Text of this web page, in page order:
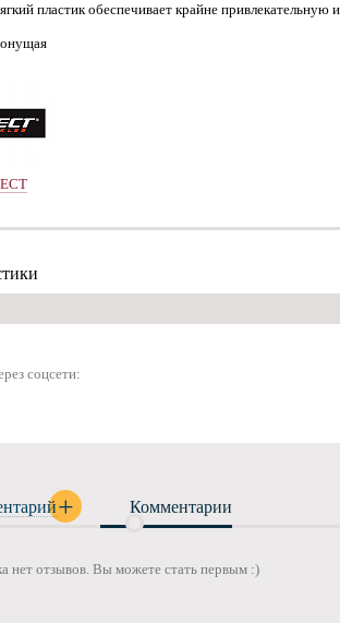
пластик обеспечивает крайне
соцсети:
Комментарии
нет отзывов. Вы можете стать первым :)